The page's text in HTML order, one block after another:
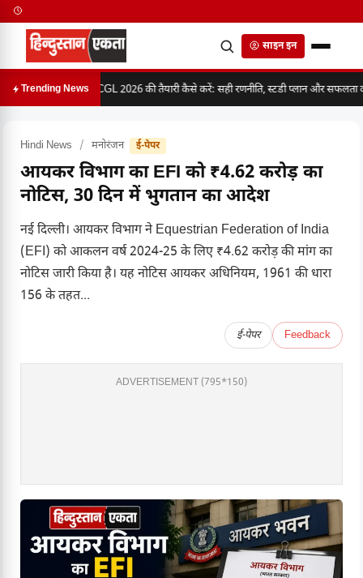
साइन इन
Trending NewsSSC CGL 2026 की तैयारी कैसे करें: सही रणनीति, स्टडी प्लान और सफलता
Hindi News / मनोरंजन ई-पेपर
आयकर विभाग का EFI को ₹4.62 करोड़ का
नोटिस, 30 दिन में भुगतान का आदेश
नई दिल्ली। आयकर विभाग ने Equestrian Federation of India
(EFI) को आकलन वर्ष 2024-25 के लिए ₹4.62 करोड़ की मांग का
नोटिस जारी किया है। यह नोटिस आयकर अधिनियम, 1961 की धारा
156 के तहत...
ई-पेपर Feedback
ADVERTISEMENT (795*150)